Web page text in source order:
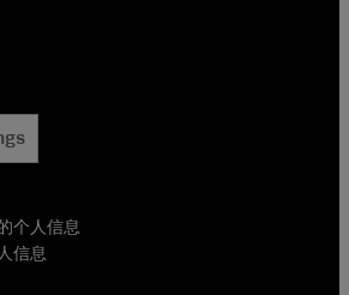
个人信息
信息